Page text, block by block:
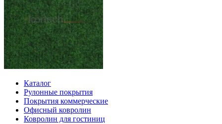
Каталог
Рулонные покрытия
Покрытия коммерческие
Офисный ковролин
Ковролин для гостиниц